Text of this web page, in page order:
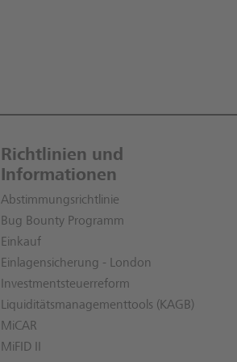
Richtlinien und
Informationen
Abstimmungsrichtlinie
Bug Bounty Programm
Einkauf
Einlagensicherung - London
Investmentsteuerreform
Liquiditätsmanagementtools (KAGB)
MiCAR
MiFID II